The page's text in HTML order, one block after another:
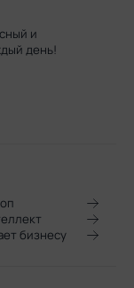
и
день!
бизнесу